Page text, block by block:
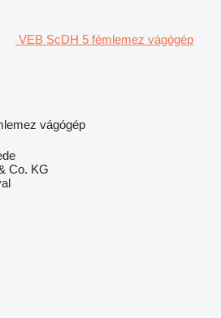
VEB ScDH 5 fémlemez vágógép
vágógép
Co. KG